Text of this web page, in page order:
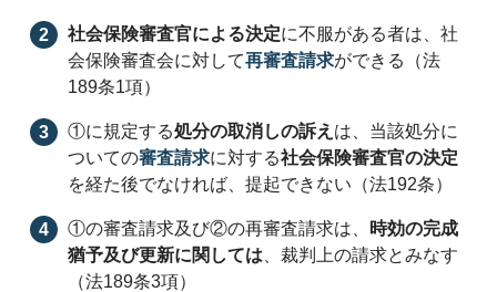
社会保険審査官による決定に不服がある者は、社
会保険審査会に対して再審査請求ができる（法
189条1項）
①に規定する処分の取消しの訴え は、当該処分に
ついての審査請求に対する社会保険審査官の決定
を経た後でなければ、提起できない（法192条）
①の審査請求及び②の再審査請求は、
時効の完成
猶予及び更新に関しては 、裁判上の請求とみなす
（法189条3項）